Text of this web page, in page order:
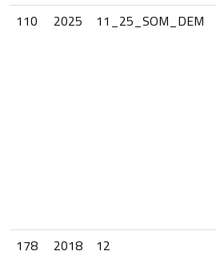
110
2025 11_25_SOM_DEM
178
2018 12